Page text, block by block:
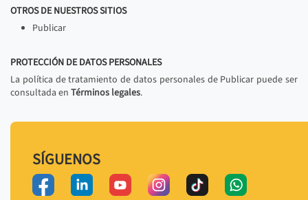
OTROS DE NUESTROS SITIOS
Publicar
PROTECCIÓN DE DATOS PERSONALES
La política de tratamiento de datos personales de Publicar puede ser
consultada en Términos legales.
SÍGUENOS